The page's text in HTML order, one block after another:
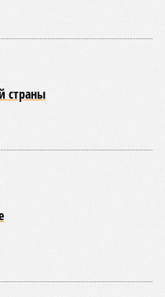
явно выглядит
террористов баз
прикрытием.
пора просыпаться».
отомстить,
«Просто нельзя не
Не жёстко, а именно
все активы
наша рука. Невзирая
шахер-махеры. Мы
нет чужих детей. Кто
свои мелкие и крупные
тот – враг. Главная
и не столько в
Берлине, Париже,
играть в «мирные